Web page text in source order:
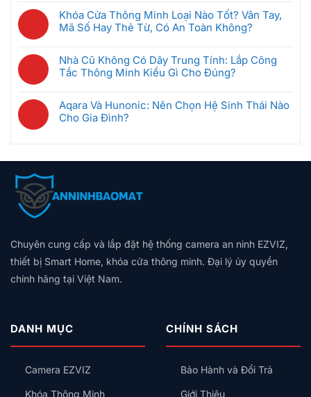
Giúp
Tiết
Kiệm
Ra
Sao
Gì?
Cách
Gateway
Phù
Hợp
Động
Hóa
An
Camera
Phát
Động
Là
Đèn,
Khóa
Thông
Minh
Thự:
Giải
Pháp
Ninh
+
Giá
Theo
có
bình
Giải
Pháp
Thông
Minh
Cho
2026:
Theo
Thiết
Bị
Nên
Lắp
Trước
Khóa Cửa Thông Minh Loại Nào Tốt? Vân Tay,
Mã Số Hay Thẻ Từ, Có An Toàn Không?
có
bình
luận
Khóa
Cửa
Vân
Tay,
Hay
Thẻ
Từ,
Có
Nhà Cũ Không Có Dây Trung Tính: Lắp Công
Tắc Thông Minh Kiểu Gì Cho Đúng?
có
bình
luận
Cũ
Dây
Công
Tắc
Thông
Minh
Cho
Đúng?
Aqara Và Hunonic: Nên Chọn Hệ Sinh Thái Nào
Cho Gia Đình?
bình
Aqara
Chọn
Hệ
Thái
Đình?
Chuyên cung cấp và lắp đặt hệ thống camera an ninh EZVIZ,
thiết bị Smart Home, khóa cửa thông minh. Đại lý ủy quyền
chính hãng tại Việt Nam.
DANH MỤC
Camera EZVIZ
Khóa Thông Minh
CHÍNH SÁCH
Bảo Hành và Đổi Trả
Giới Thiệu